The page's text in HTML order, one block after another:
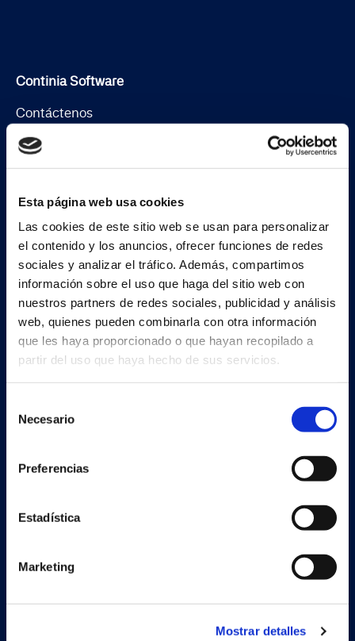
Esta página web usa cookies
Las cookies de este sitio web se usan para personalizar
el contenido y los anuncios, ofrecer funciones de redes
sociales y analizar el tráfico. Además, compartimos
información sobre el uso que haga del sitio web con
nuestros partners de redes sociales, publicidad y análisis
web, quienes pueden combinarla con otra información
que les haya proporcionado o que hayan recopilado a
partir del uso que haya hecho de sus servicios.
Necesario
Preferencias
Estadística
Marketing
Mostrar detalles
Continia Software
Contáctenos
Conoce al equipo
Job
Encuentra un partner
Soluciones
Document Capture
Expense Management
Cookie and privacy policy
Trust Center
Software License Terms & Terms of Service